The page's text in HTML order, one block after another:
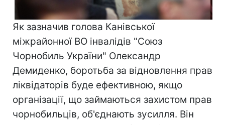
Як зазначив голова Канівської
міжрайонної ВО інвалідів "Союз
Чорнобиль України" Олександр
Демиденко, боротьба за відновлення прав
ліквідаторів буде ефективною, якщо
організації, що займаються захистом прав
чорнобильців, об'єднають зусилля. Він